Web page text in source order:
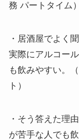
務 パートタイム）
・居酒屋でよく
実際にアルコー
も飲みやすい。
ト）
・そう答えた理
が苦手な人でも